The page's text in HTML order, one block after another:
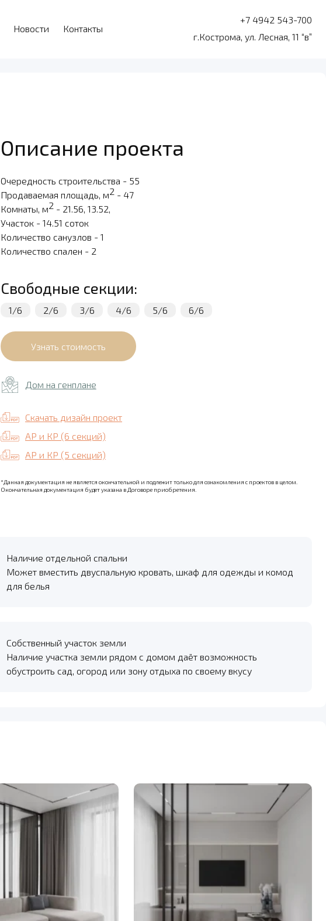
Новости Контакты
+7 4942 543-700
г.Кострома, ул. Лесная, 11 “в”
Описание проекта
Очередность строительства - 55
Продаваемая площадь, м2- 47
Комнаты, м2- 21.56, 13.52,
Участок - 14.51 соток
Количество санузлов - 1
Количество спален - 2
Свободные секции:
1/6 2/6 3/6 4/6 5/6 6/6
Дом на генплане
Скачать дизайн проект
АР и КР (6 секций)
АР и КР (5 секций)
*Данная документация не является окончательной и подлежит только для ознакомления с проектов в целом.
Окончательная документация будет указана в Договоре приобретения.
Наличие отдельной спальни
Может вместить двуспальную кровать, шкаф для одежды и комод
для белья
Собственный участок земли
Наличие участка земли рядом с домом даёт возможность
обустроить сад, огород или зону отдыха по своему вкусу